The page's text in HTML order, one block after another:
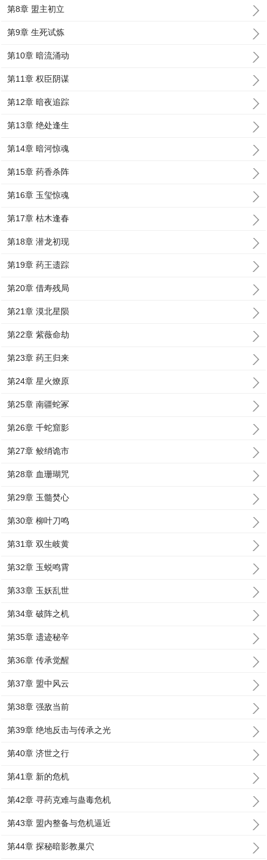
第8章 盟主初立
第9章 生死试炼
第10章 暗流涌动
第11章 权臣阴谋
第12章 暗夜追踪
第13章 绝处逢生
第14章 暗河惊魂
第15章 药香杀阵
第16章 玉玺惊魂
第17章 枯木逢春
第18章 潜龙初现
第19章 药王遗踪
第20章 借寿残局
第21章 漠北星陨
第22章 紫薇命劫
第23章 药王归来
第24章 星火燎原
第25章 南疆蛇冢
第26章 千蛇窟影
第27章 鲛绡诡市
第28章 血珊瑚咒
第29章 玉髓焚心
第30章 柳叶刀鸣
第31章 双生岐黄
第32章 玉蜕鸣霄
第33章 玉妖乱世
第34章 破阵之机
第35章 遗迹秘辛
第36章 传承觉醒
第37章 盟中风云
第38章 强敌当前
第39章 绝地反击与传承之光
第40章 济世之行
第41章 新的危机
第42章 寻药克难与蛊毒危机
第43章 盟内整备与危机逼近
第44章 探秘暗影教巢穴